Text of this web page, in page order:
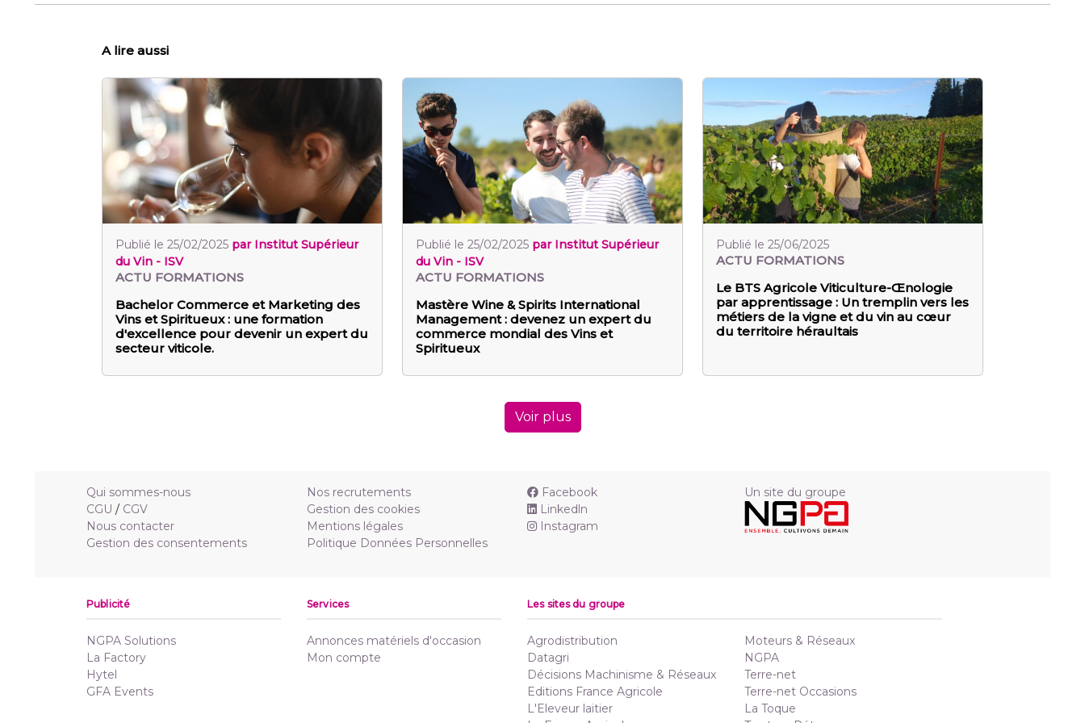
A lire aussi
Publié le 25/02/2025 par Institut Supérieur
du Vin - ISV
ACTU FORMATIONS
Bachelor Commerce et Marketing des
Vins et Spiritueux : une formation
d'excellence pour devenir un expert du
secteur viticole.
Publié le 25/02/2025 par Institut Supérieur
du Vin - ISV
ACTU FORMATIONS
Mastère Wine & Spirits International
Management : devenez un expert du
commerce mondial des Vins et
Spiritueux
Publié le 25/06/2025
ACTU FORMATIONS
Le BTS Agricole Viticulture-Œnologie
par apprentissage : Un tremplin vers les
métiers de la vigne et du vin au cœur
du territoire héraultais
Voir plus
Qui sommes-nous
CGU / CGV
Nous contacter
Gestion des consentements
Nos recrutements
Gestion des cookies
Mentions légales
Politique Données Personnelles
Facebook
Linkedln
Instagram
Un site du groupe
Publicité
NGPA Solutions
La Factory
Hytel
GFA Events
Services
Annonces matériels d'occasion
Mon compte
Les sites du groupe
Agrodistribution
Datagri
Décisions Machinisme & Réseaux
Editions France Agricole
L'Eleveur laitier
Moteurs & Réseaux
NGPA
Terre-net
Terre-net Occasions
La Toque